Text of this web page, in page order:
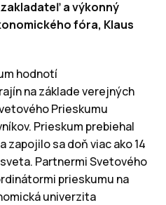
zakladateľ a výkonný
fóra, Klaus
hodnotí
na základe verejných
Prieskumu
Prieskum prebiehal
zapojilo sa doň viac ako 14
Partnermi Svetového
prieskumu na
univerzita